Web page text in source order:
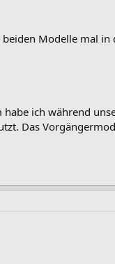
Modelle mal in
ich während
Das